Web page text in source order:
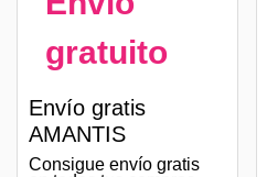
gratuito
Envío gratis
AMANTIS
Consigue envío gratis